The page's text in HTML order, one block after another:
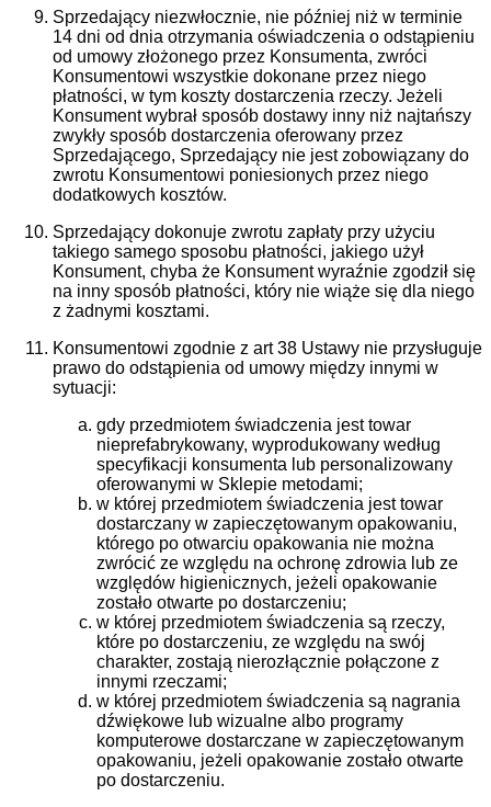
Sprzedający niezwłocznie, nie później niż w terminie
14 dni od dnia otrzymania oświadczenia o odstąpieniu
od umowy złożonego przez Konsumenta, zwróci
Konsumentowi wszystkie dokonane przez niego
płatności, w tym koszty dostarczenia rzeczy. Jeżeli
Konsument wybrał sposób dostawy inny niż najtańszy
zwykły sposób dostarczenia oferowany przez
Sprzedającego, Sprzedający nie jest zobowiązany do
zwrotu Konsumentowi poniesionych przez niego
dodatkowych kosztów.
Sprzedający dokonuje zwrotu zapłaty przy użyciu
takiego samego sposobu płatności, jakiego użył
Konsument, chyba że Konsument wyraźnie zgodził się
na inny sposób płatności, który nie wiąże się dla niego
z żadnymi kosztami.
Konsumentowi zgodnie z art 38 Ustawy nie przysługuje
prawo do odstąpienia od umowy między innymi w
sytuacji:
gdy przedmiotem świadczenia jest towar
nieprefabrykowany, wyprodukowany według
specyfikacji konsumenta lub personalizowany
oferowanymi w Sklepie metodami;
w której przedmiotem świadczenia jest towar
dostarczany w zapieczętowanym opakowaniu,
którego po otwarciu opakowania nie można
zwrócić ze względu na ochronę zdrowia lub ze
względów higienicznych, jeżeli opakowanie
zostało otwarte po dostarczeniu;
w której przedmiotem świadczenia są rzeczy,
które po dostarczeniu, ze względu na swój
charakter, zostają nierozłącznie połączone z
innymi rzeczami;
w której przedmiotem świadczenia są nagrania
dźwiękowe lub wizualne albo programy
komputerowe dostarczane w zapieczętowanym
opakowaniu, jeżeli opakowanie zostało otwarte
po dostarczeniu.